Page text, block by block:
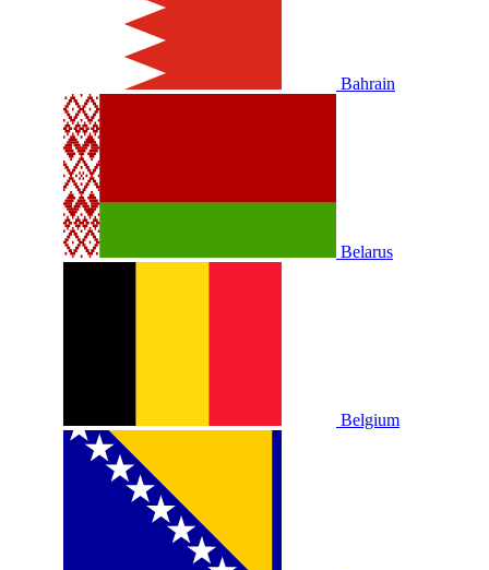
Bahrain
Belarus
Belgium